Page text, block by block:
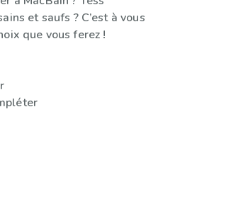
et saufs ? C’est à vous
que vous ferez !